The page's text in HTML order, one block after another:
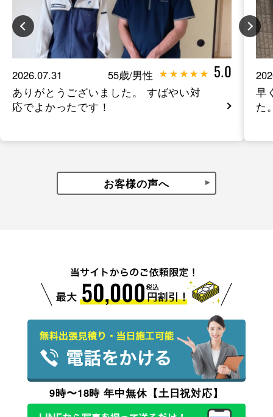
2026.07.31 55歳/男性 5.0
ありがとうございました。 すばやい対
応でよかったです！
早
た
お客様の声へ
9時〜18時 年中無休【土日祝対応】